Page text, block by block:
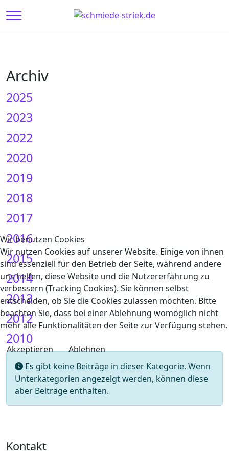
Mobile Menu Toggle
Archiv
2025
2023
2022
2020
2019
2018
2017
2016
2015
2014
2013
2012
2010
Information
Es gibt keine Beiträge in dieser Kategorie. Wenn
Unterkategorien angezeigt werden, können diese
aber Beiträge enthalten.
Kontakt
Wir benutzen Cookies
Wir nutzen Cookies auf unserer Website. Einige von ihnen
sind essenziell für den Betrieb der Seite, während andere
uns helfen, diese Website und die Nutzererfahrung zu
verbessern (Tracking Cookies). Sie können selbst
entscheiden, ob Sie die Cookies zulassen möchten. Bitte
beachten Sie, dass bei einer Ablehnung womöglich nicht
mehr alle Funktionalitäten der Seite zur Verfügung stehen.
Akzeptieren Ablehnen